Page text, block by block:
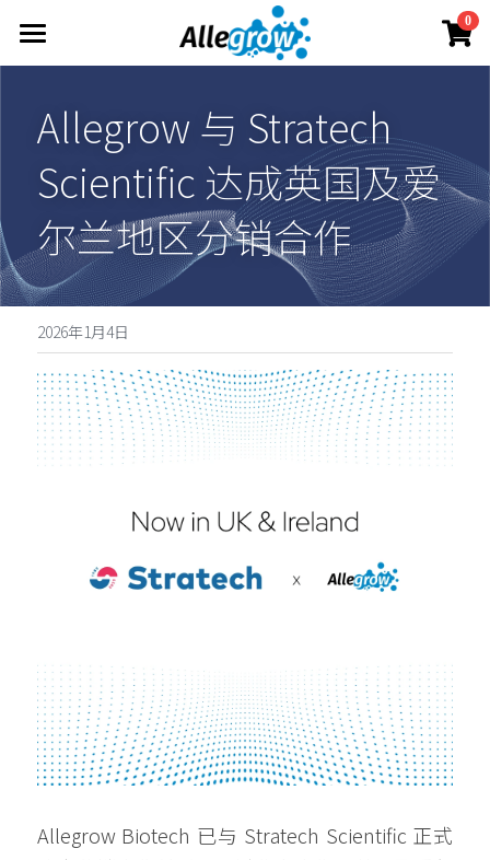
0
产品与服务
AimGel
定制服务
技术平台
原理概述
技术洞察
关于
联系我们
Allegrow团队
Allegrow 故事
新闻动态
资料中心
产品资料
投资者资料
简体中文
简体中文
English
立即订购
Allegrow 与 Stratech
Scientific 达成英国及爱
尔兰地区分销合作
2026年1月4日
Allegrow Biotech 已与 Stratech Scientific 正式
×
商品分类
所有商品分类
Aim-NK